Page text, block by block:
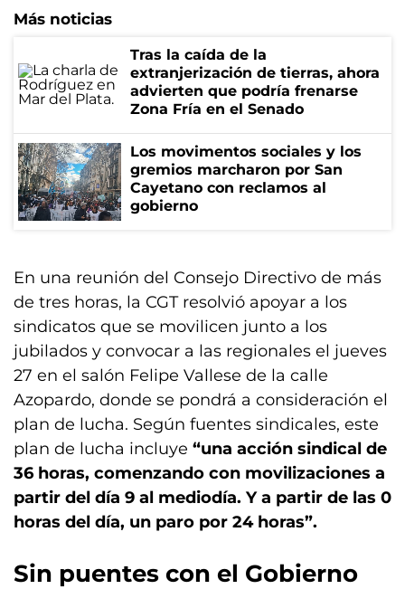
Más noticias
Tras la caída de la
extranjerización de tierras, ahora
advierten que podría frenarse
Zona Fría en el Senado
Los movimentos sociales y los
gremios marcharon por San
Cayetano con reclamos al
gobierno
En una reunión del Consejo Directivo de más
de tres horas, la CGT resolvió apoyar a los
sindicatos que se movilicen junto a los
jubilados y convocar a las regionales el jueves
27 en el salón Felipe Vallese de la calle
Azopardo, donde se pondrá a consideración el
plan de lucha. Según fuentes sindicales, este
plan de lucha incluye “una acción sindical de
36 horas, comenzando con movilizaciones a
partir del día 9 al mediodía. Y a partir de las 0
horas del día, un paro por 24 horas”.
Sin puentes con el Gobierno